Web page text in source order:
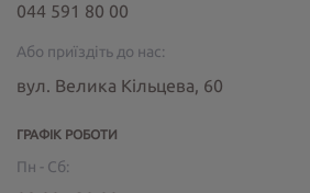
044 591 80 00
Або приїздіть до нас:
вул. Велика Кільцева, 60
ГРАФІК РОБОТИ
Пн - Сб: